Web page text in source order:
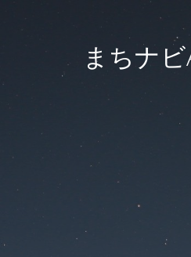
まちナビ